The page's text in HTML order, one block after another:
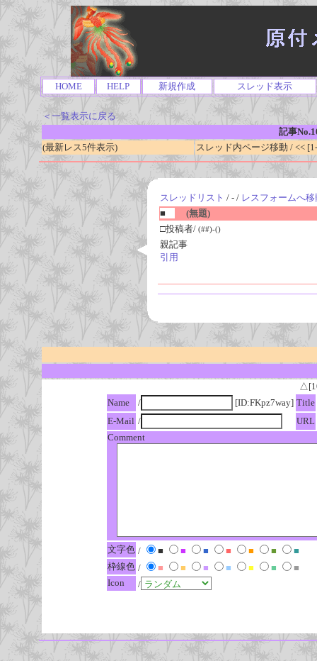
HOME HELP 新規作成 スレッド表示
＜一覧表示に戻る
記事
(最新レス5件表示)
スレッド内ページ移動 / <<
スレッドリスト / - / レスフォームへ移
■
(無題)
□投稿者/ (##)-()
親記事
引用
Name
/ [ID:FKpz7way] Title
E-Mail /
URL
Comment
文字色 / ■ ■ ■ ■ ■ ■
■
枠線色 / ■ ■ ■ ■ ■ ■
■
Icon
/